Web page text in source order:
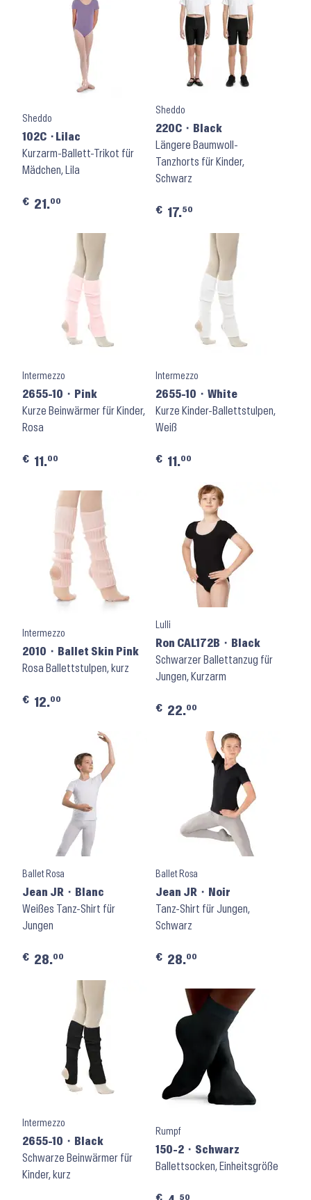
Sheddo
102C ⬝Lilac
Kurzarm-Ballett-Trikot für
Mädchen, Lila
€ 21.00
Sheddo
220C ⬝ Black
Längere Baumwoll-
Tanzhorts für Kinder,
Schwarz
€ 17.50
Intermezzo
2655-10 ⬝ Pink
Kurze Beinwärmer für Kinder,
Rosa
€ 11.00
Intermezzo
2655-10 ⬝ White
Kurze Kinder-Ballettstulpen,
Weiß
€ 11.00
Intermezzo
2010 ⬝ Ballet Skin Pink
Rosa Ballettstulpen, kurz
€ 12.00
Lulli
Ron CAL172B ⬝ Black
Schwarzer Ballettanzug für
Jungen, Kurzarm
€ 22.00
Ballet Rosa
Jean JR ⬝ Blanc
Weißes Tanz-Shirt für
Jungen
€ 28.00
Ballet Rosa
Jean JR ⬝ Noir
Tanz-Shirt für Jungen,
Schwarz
€ 28.00
Intermezzo
2655-10 ⬝ Black
Schwarze Beinwärmer für
Kinder, kurz
Rumpf
150-2 ⬝ Schwarz
Ballettsocken, Einheitsgröße
50